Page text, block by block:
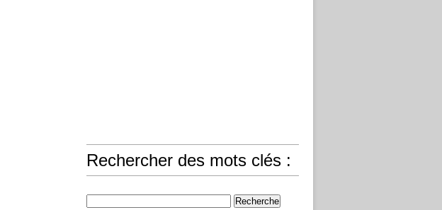
Rechercher des mots clés :